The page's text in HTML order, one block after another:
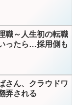
職～人生初の転職
ったら…採用側も
さん、クラウドワ
弄される